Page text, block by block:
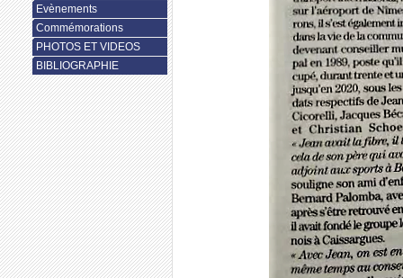
Evènements
Commémorations
PHOTOS ET VIDEOS
BIBLIOGRAPHIE